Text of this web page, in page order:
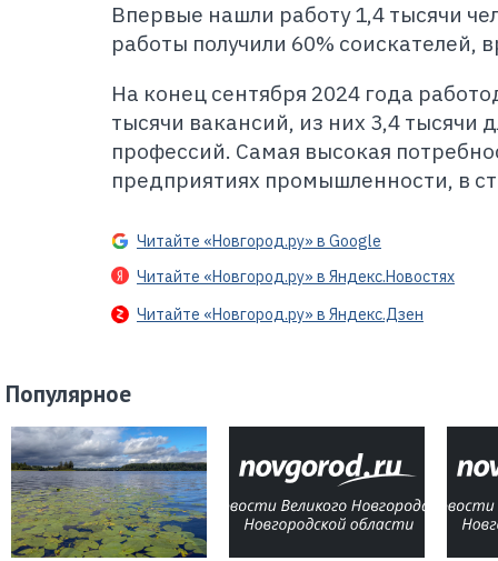
Впервые нашли работу 1,4 тысячи
работы получили 60% соискателей,
На конец сентября 2024 года
тысячи вакансий, из них 3,4 тысячи
профессий. Самая высокая
предприятиях промышленности, в
Читайте «Новгород.ру» в Google
Читайте «Новгород.ру» в Яндекс.Новостях
Читайте «Новгород.ру» в Яндекс.Дзен
Популярное